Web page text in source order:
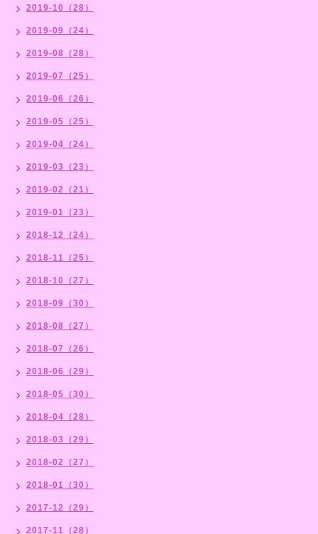
2019-10（28）
2019-09（24）
2019-08（28）
2019-07（25）
2019-06（26）
2019-05（25）
2019-04（24）
2019-03（23）
2019-02（21）
2019-01（23）
2018-12（24）
2018-11（25）
2018-10（27）
2018-09（30）
2018-08（27）
2018-07（26）
2018-06（29）
2018-05（30）
2018-04（28）
2018-03（29）
2018-02（27）
2018-01（30）
2017-12（29）
2017-11（28）